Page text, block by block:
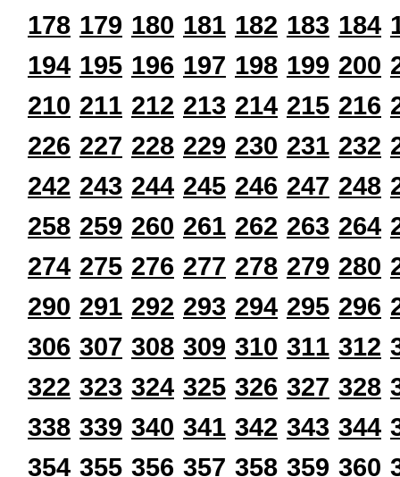
178 179 180 181 182 183 184
194 195 196 197 198 199 200
210 211 212 213 214 215 216
226 227 228 229 230 231 232
242 243 244 245 246 247 248
258 259 260 261 262 263 264
274 275 276 277 278 279 280
290 291 292 293 294 295 296
306 307 308 309 310 311 312
322 323 324 325 326 327 328
338 339 340 341 342 343 344
354 355 356 357 358 359 360